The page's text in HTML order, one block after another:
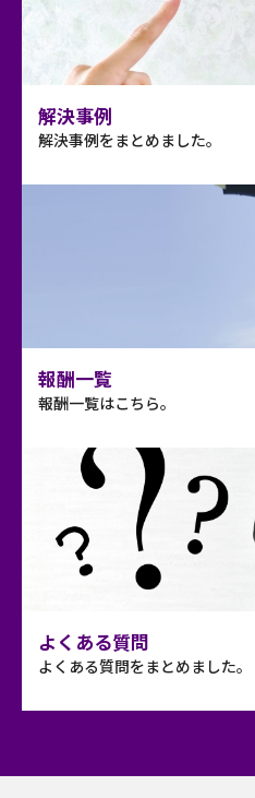
解決事例
解決事例をまとめました。
報酬一覧
報酬一覧はこちら。
よくある質問
よくある質問をまとめました。